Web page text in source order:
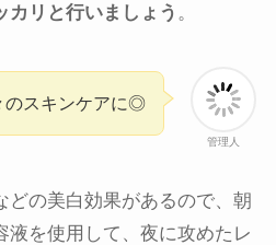
カリと行いましょう 。
管理人
のスキンケアに◎
どの美白効果があるので、朝
液を使用して、夜に攻めたレ